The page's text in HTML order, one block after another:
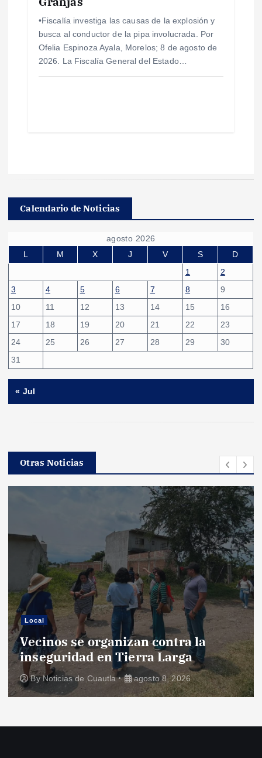
•Fiscalía investiga las causas de la explosión y
busca al conductor de la pipa involucrada. Por
Ofelia Espinoza Ayala, Morelos; 8 de agosto de
2026. La Fiscalía General del Estado…
Calendario de Noticias
agosto 2026
L
M X J V S
D
1
2
3
4 5 6 7 8
9
10
11 12 13 14 15
16
17
18 19 20 21 22
23
24
25 26 27 28 29
30
31
« Jul
Otras Noticias
Local
Vecinos se organizan contra la
inseguridad en Tierra Larga
ByNoticias de Cuautla agosto 8, 2026